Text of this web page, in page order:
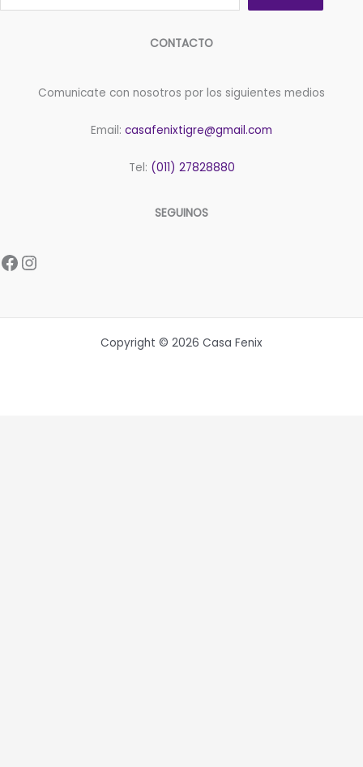
CONTACTO
Comunicate con nosotros por los siguientes medios
Email: casafenixtigre@gmail.com
Tel: (011) 27828880
SEGUINOS
Facebook
Instagram
Copyright © 2026 Casa Fenix